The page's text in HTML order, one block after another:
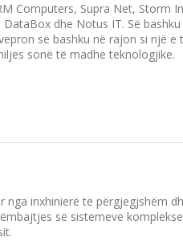
Computers, Supra Net, Storm
DataBox dhe Notus IT. Së
së bashku në rajon si një
sonë të madhe teknologjike.
inxhinierë të përgjegjshëm
së sistemeve